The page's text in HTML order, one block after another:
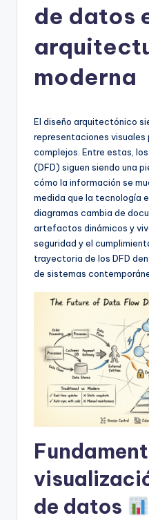
si
de datos
moderna
El diseño arquitectónico
representaciones
complejos. Entre estas,
(DFD) siguen siendo una
cómo la información se
medida que la tecnología
diagramas cambia de
artefactos dinámicos y
seguridad y el
trayectoria de los DFD
de sistemas
de datos